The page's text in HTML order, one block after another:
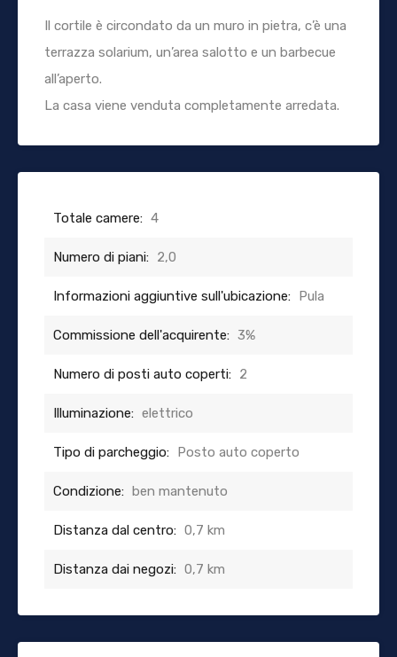
Il cortile è circondato da un muro in pietra, c’è una
terrazza solarium, un’area salotto e un barbecue
all’aperto.
La casa viene venduta completamente arredata.
Totale camere: 4
Numero di piani: 2,0
Informazioni aggiuntive sull'ubicazione: Pula
Commissione dell'acquirente: 3%
Numero di posti auto coperti: 2
Illuminazione: elettrico
Tipo di parcheggio: Posto auto coperto
Condizione: ben mantenuto
Distanza dal centro: 0,7 km
Distanza dai negozi: 0,7 km